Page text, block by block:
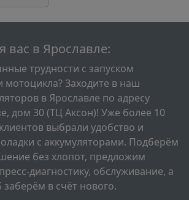
вас в Ярославле:
трудности с запуском
мотоцикла? Заходите в наш
в Ярославле по адресу
дом 30 (ТЦ Аксон)! Уже более 10
выбрали удобство и
с аккумуляторами. Подберём
без хлопот, предложим
диагностику, обслуживание, а
в счёт нового.